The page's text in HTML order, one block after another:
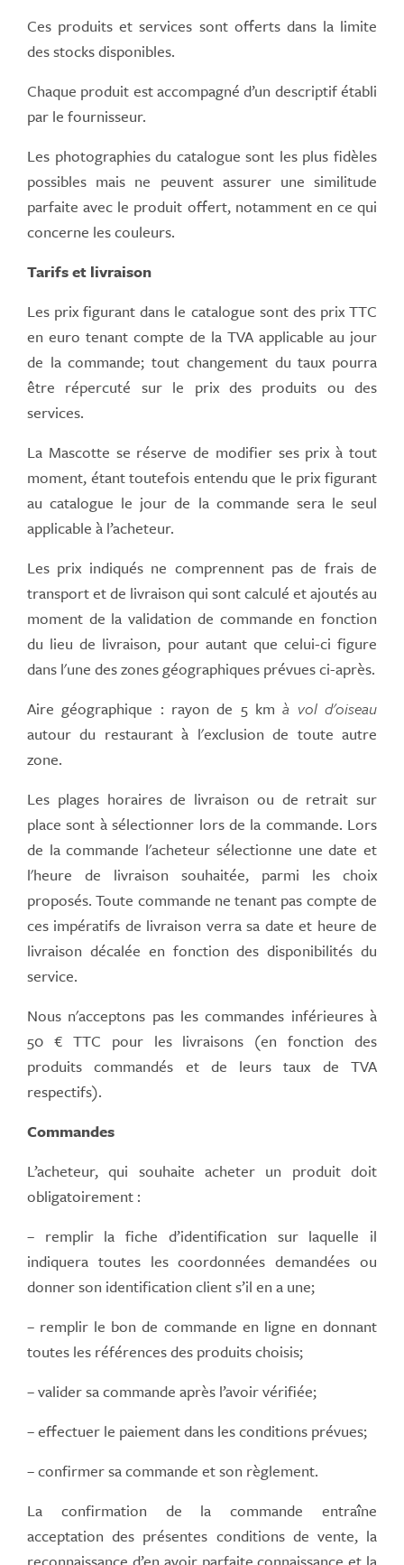
Ces produits et services sont offerts dans la limite
des stocks disponibles.
Chaque produit est accompagné d’un descriptif établi
par le fournisseur.
Les photographies du catalogue sont les plus fidèles
possibles mais ne peuvent assurer une similitude
parfaite avec le produit offert, notamment en ce qui
concerne les couleurs.
Tarifs et livraison
Les prix figurant dans le catalogue sont des prix TTC
en euro tenant compte de la TVA applicable au jour
de la commande; tout changement du taux pourra
être répercuté sur le prix des produits ou des
services.
La Mascotte se réserve de modifier ses prix à tout
moment, étant toutefois entendu que le prix figurant
au catalogue le jour de la commande sera le seul
applicable à l’acheteur.
Les prix indiqués ne comprennent pas de frais de
transport et de livraison qui sont calculé et ajoutés au
moment de la validation de commande en fonction
du lieu de livraison, pour autant que celui-ci figure
dans l'une des zones géographiques prévues ci-après.
Aire géographique : rayon de 5 kmà vol d'oiseau
autour du restaurant à l'exclusion de toute autre
zone.
Les plages horaires de livraison ou de retrait sur
place sont à sélectionner lors de la commande. Lors
de la commande l'acheteur sélectionne une date et
l'heure de livraison souhaitée, parmi les choix
proposés. Toute commande ne tenant pas compte de
ces impératifs de livraison verra sa date et heure de
livraison décalée en fonction des disponibilités du
service.
Nous n'acceptons pas les commandes inférieures à
50 € TTC pour les livraisons (en fonction des
produits commandés et de leurs taux de TVA
respectifs).
Commandes
L’acheteur, qui souhaite acheter un produit doit
obligatoirement :
– remplir la fiche d’identification sur laquelle il
indiquera toutes les coordonnées demandées ou
donner son identification client s’il en a une;
– remplir le bon de commande en ligne en donnant
toutes les références des produits choisis;
– valider sa commande après l’avoir vérifiée;
– effectuer le paiement dans les conditions prévues;
– confirmer sa commande et son règlement.
La confirmation de la commande entraîne
acceptation des présentes conditions de vente, la